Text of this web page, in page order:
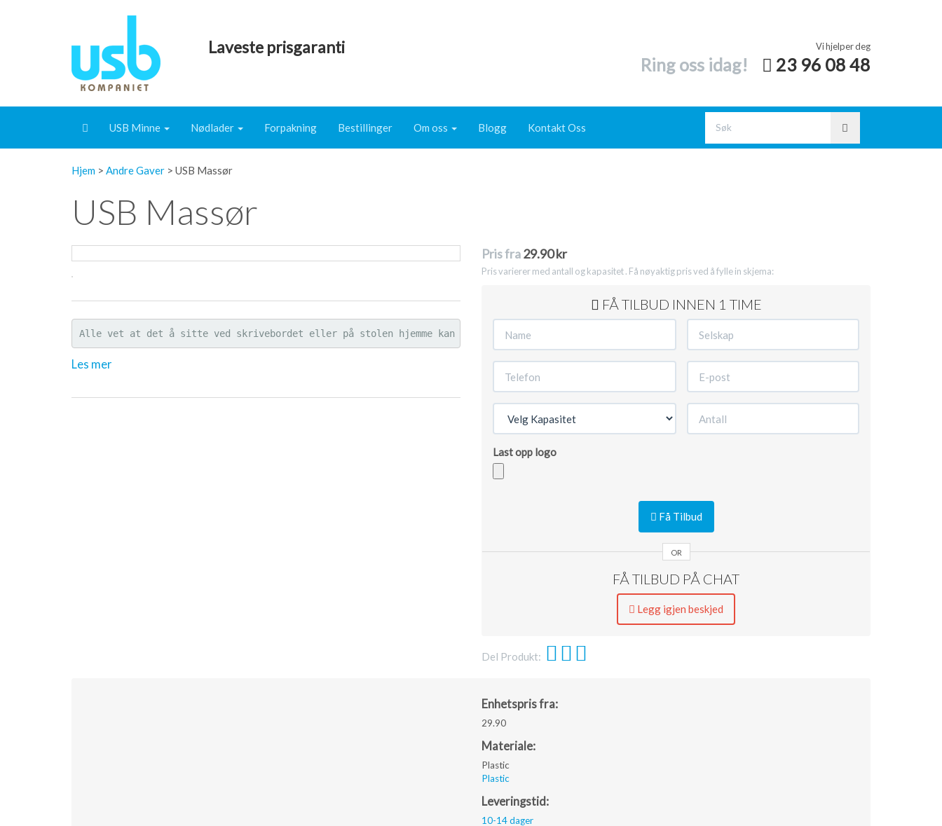
Laveste prisgaranti Vi hjelper deg
Ring oss idag! 23 96 08 48
USB Minne Nødlader Forpakning Bestillinger Om oss Blogg Kontakt Oss
Hjem > Andre Gaver > USB Massør
USB Massør
Alle vet at det å sitte ved skrivebordet eller på stolen hjemme kan noen ganger gi deg smerter i ulike deler av kroppen. Vår USBMassør er en
Les mer
Pris fra29.90 kr
Pris varierer med antall og kapasitet . Få nøyaktig pris ved å fylle in skjema:
FÅ TILBUD INNEN 1 TIME
Last opp logo
Få Tilbud
OR
FÅ TILBUD PÅ CHAT
Legg igjen beskjed
Del Produkt:
Enhetspris fra:
29.90
Materiale:
Plastic
Plastic
Leveringstid:
10-14 dager